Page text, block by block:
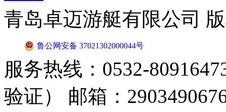
青岛卓迈游艇有限公司
鲁公网安备 37021302000044号
服务热线：0532-
验证） 邮箱：